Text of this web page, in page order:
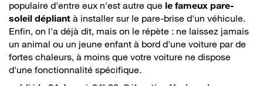
populaire d'entre eux n'est autre que le fameux pare-
soleil dépliant à installer sur le pare-brise d'un véhicule.
Enfin, on l'a déjà dit, mais on le répète : ne laissez jamais
un animal ou un jeune enfant à bord d'une voiture par de
fortes chaleurs, à moins que votre voiture ne dispose
d'une fonctionnalité spécifique.